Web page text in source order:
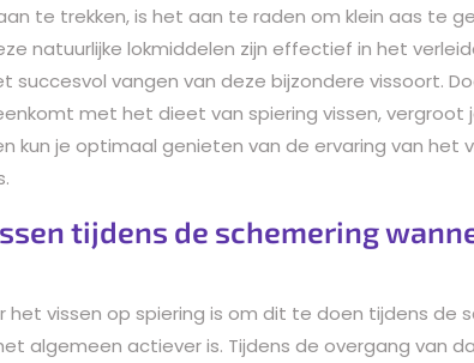
te trekken, is het aan te raden om klein aas te
natuurlijke lokmiddelen zijn effectief in het
succesvol vangen van deze bijzondere vissoort.
met het dieet van spiering vissen, vergroot
kun je optimaal genieten van de ervaring van het
tijdens de schemering
het vissen op spiering is om dit te doen tijdens de
algemeen actiever is. Tijdens de overgang van